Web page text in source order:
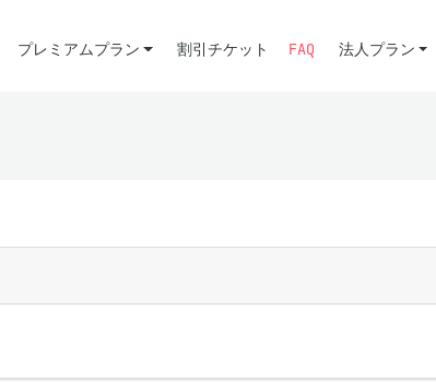
プレミアムプラン 割引チケット FAQ 法人プラン